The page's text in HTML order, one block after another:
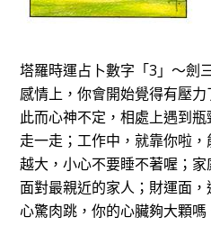
塔羅時運占卜數字「3」～劍
感情上，你會開始覺得有壓
此而心神不定，相處上遇到
走一走；工作中，就靠你啦
越大，小心不要睡不著喔；
面對最親近的家人；財運面
心驚肉跳，你的心臟夠大顆嗎